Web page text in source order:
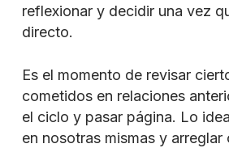
reflexionar y decidir una vez
directo.
Es el momento de revisar
cometidos en relaciones
el ciclo y pasar página. Lo
en nosotras mismas y arreglar